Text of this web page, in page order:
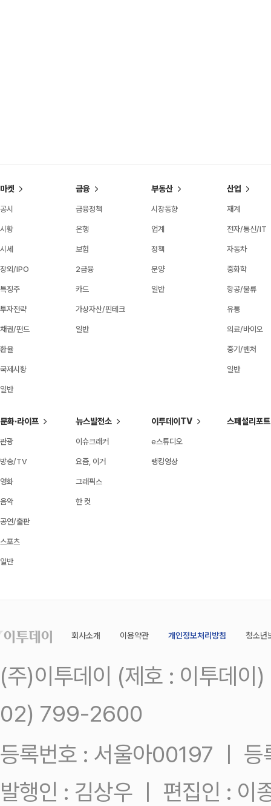
마켓
공시
시황
시세
장외/IPO
특징주
투자전략
채권/펀드
환율
국제시황
일반
금융
금융정책
은행
보험
2금융
카드
가상자산/핀테크
일반
부동산
시장동향
업계
정책
분양
일반
산업
재계
전자/통신/IT
자동차
중화학
항공/물류
유통
의료/바이오
중기/벤처
일반
문화·라이프
관광
방송/TV
영화
음악
공연/출판
스포츠
일반
뉴스발전소
이슈크래커
요즘, 이거
그래픽스
한 컷
이투데이TV
e스튜디오
랭킹영상
스페셜리포트
회사소개 이용약관 개인정보처리방침 청소년
(주)이투데이 (제호 : 이투데
02) 799-2600
등록번호 : 서울아00197 ㅣ
발행인 : 김상우 ㅣ 편집인 : 이